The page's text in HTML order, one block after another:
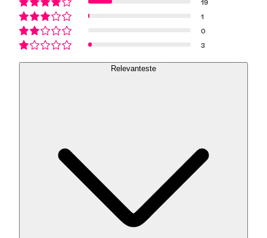
1
0
3
Relevanteste